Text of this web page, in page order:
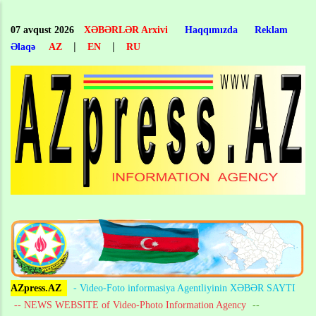
main
content
07 avqust 2026 XƏBƏRLƏR Arxivi Haqqımızda
Reklam
Əlaqə
AZ | EN | RU
AZpress.AZ
- Video-Foto informasiya Agentliyinin XƏBƏR SAYTI
-- NEWS WEBSITE of Video-Photo Information Agency --